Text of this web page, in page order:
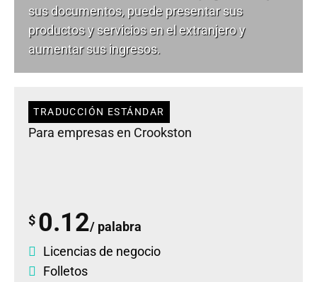
sus documentos, puede presentar sus
productos y servicios en el extranjero y
aumentar sus ingresos.
TRADUCCIÓN ESTÁNDAR
Para empresas en Crookston
$ 0.12/ palabra
Licencias de negocio
Folletos